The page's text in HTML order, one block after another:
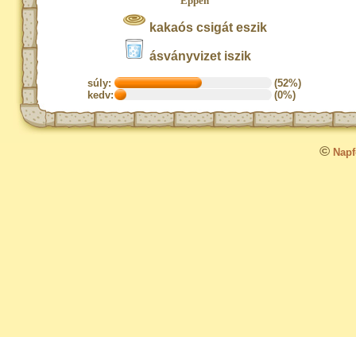
kakaós csigát eszik
ásványvizet iszik
súly:
(52%)
kedv:
(0%)
©